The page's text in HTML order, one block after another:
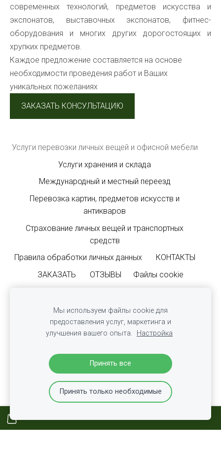
современных технологий, предметов искусства и
экспонатов, выставочных экспонатов, фитнес-
оборудования и многих других дорогостоящих и
хрупких предметов
Каждое предложение составляется на основе
необходимости проведения работ и Ваших
уникальных пожеланиях
ЗАКАЗАТЬ КОНСУЛЬТАЦИЮ
Услуги перевозки личных вещей и офисной мебели
Услуги хранения и склада
Международный и местный переезд
Перевозка картин, предметов искусств и
антикваров
Страхование личных вещей и транспортных
средств
Правила обработки личных данных
КОНТАКТЫ
ЗАКАЗАТЬ
ОТЗЫВЫ Файлы cookie
| info@ffinternationalmovers.lv
Terms & Conditions |Правила обработки персональных
данных - GDPR terms
Мы используем файлы cookie для
предоставления услуг, маркетинга и
улучшения вашего опыта.
Настройка
Принять все
Принять только необходимые